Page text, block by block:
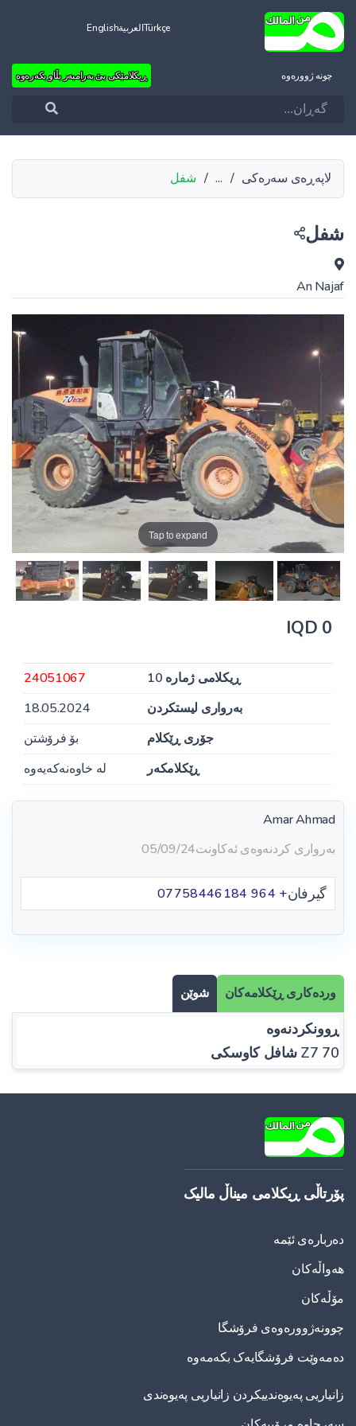
TürkçeالعربيةEnglish
چونه‌ ژووره‌وه‌ ڕیکلامێکی بێ بەرامبەر بڵاو بکەرەوە
لاپەڕەی سەرەکی /
...
/ شفل
شفل
An Najaf
Tap to expand
0 IQD
ڕیکلامی ژمارە 10
24051067
بەرواری لیستکردن
18.05.2024
جۆری ڕێکلام
بۆ فرۆشتن
ڕێکلامکەر
لە خاوەنەکەیەوە
Amar Ahmad
بەرواری کردنەوەی ئەکاونت05/09/24
گیرفان+ 964 07758446184
وردەکاری ڕێکلامەکان شوێن
ڕوونکردنەوە
Z7 70 شافل کاوسکی
پۆرتاڵی ڕیکلامی میناڵ مالیک
دەربارەی ئێمە
هەواڵەکان
مۆڵەکان
چوونەژوورەوەی فرۆشگا
دەمەوێت فرۆشگایەک بکەمەوە
زانیاریی په‌یوه‌ندییكردن زانیاریی په‌یوه‌ندی